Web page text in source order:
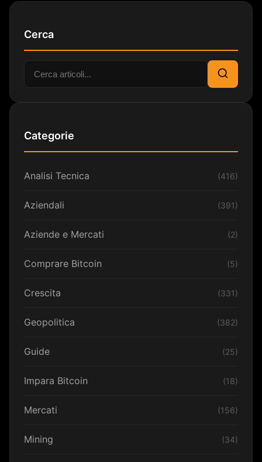
Cerca
Cerca:
Cerca
Categorie
Analisi Tecnica (416)
Aziendali (391)
Aziende e Mercati (2)
Comprare Bitcoin (5)
Crescita (331)
Geopolitica (382)
Guide (25)
Impara Bitcoin (18)
Mercati (156)
Mining (34)